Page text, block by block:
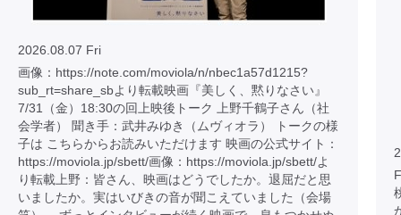
2026.08.07 Fri
画像：https://note.com/moviola/n/nbec1a57d1215?
sub_rt=share_sbより転載映画『美しく、黙りなさい』
7/31（金）18:30の回上映後トーク 上野千鶴子さん（社
会学者） 聞き手：武井みゆき（ムヴィオラ） トークの様
子は こちらからお読みいただけます 映画の公式サイト：
https://moviola.jp/sbett/画像：https://moviola.jp/sbett/よ
り転載上野：皆さん、映画はどうでしたか。退屈だと思
いましたか。実はいびきの音が聞こえていました（会場